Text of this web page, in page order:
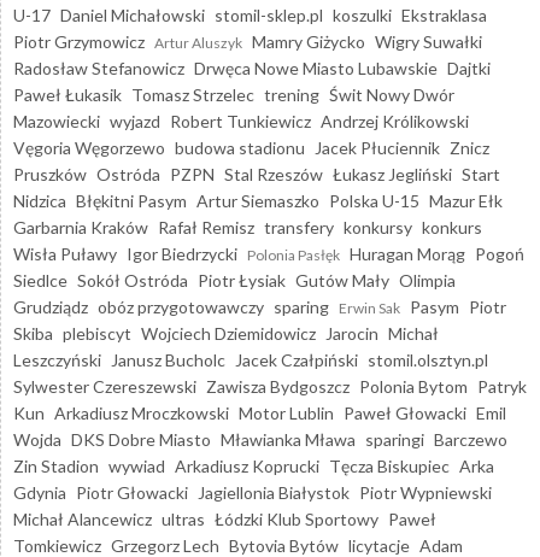
U-17 Daniel Michałowski stomil-sklep.pl koszulki Ekstraklasa
Piotr Grzymowicz Artur Aluszyk Mamry Giżycko Wigry Suwałki
Radosław Stefanowicz Drwęca Nowe Miasto Lubawskie Dajtki
Paweł Łukasik Tomasz Strzelec trening Świt Nowy Dwór
Mazowiecki wyjazd Robert Tunkiewicz Andrzej Królikowski
Vęgoria Węgorzewo budowa stadionu Jacek Płuciennik Znicz
Pruszków Ostróda PZPN Stal Rzeszów Łukasz Jegliński Start
Nidzica Błękitni Pasym Artur Siemaszko Polska U-15 Mazur Ełk
Garbarnia Kraków Rafał Remisz transfery konkursy konkurs
Wisła Puławy Igor Biedrzycki Polonia Pasłęk Huragan Morąg Pogoń
Siedlce Sokół Ostróda Piotr Łysiak Gutów Mały Olimpia
Grudziądz obóz przygotowawczy sparing Erwin Sak Pasym Piotr
Skiba plebiscyt Wojciech Dziemidowicz Jarocin Michał
Leszczyński
Janusz Bucholc Jacek Czałpiński stomil.olsztyn.pl
Sylwester Czereszewski Zawisza Bydgoszcz Polonia Bytom Patryk
Kun Arkadiusz Mroczkowski Motor Lublin Paweł Głowacki Emil
Wojda DKS Dobre Miasto Mławianka Mława sparingi Barczewo
Zin Stadion wywiad Arkadiusz Koprucki Tęcza Biskupiec Arka
Gdynia Piotr Głowacki Jagiellonia Białystok Piotr Wypniewski
Michał Alancewicz ultras Łódzki Klub Sportowy Paweł
Tomkiewicz Grzegorz Lech Bytovia Bytów licytacje Adam